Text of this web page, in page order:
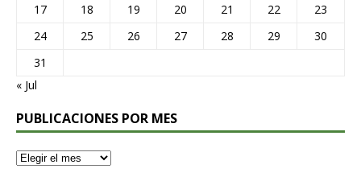
17
18 19 20 21 22
23
24
25 26 27 28 29
30
31
« Jul
PUBLICACIONES POR MES